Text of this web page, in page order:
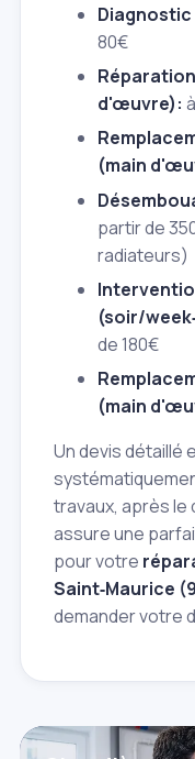
Diagnostic
80€
d'œuvre):
(main
partir de
radiateurs)
(soir/
de 180€
(main
Un devis détaillé
travaux, après le
assure une
pour votre
Saint‑Maurice
demander votre